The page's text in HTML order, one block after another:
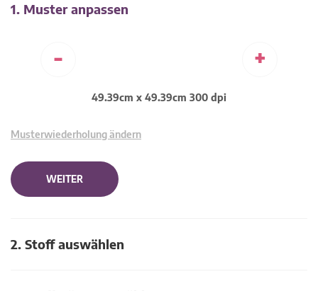
1. Muster anpassen
- +
49.39cm x 49.39cm 300 dpi
Musterwiederholung ändern
WEITER
2. Stoff auswählen